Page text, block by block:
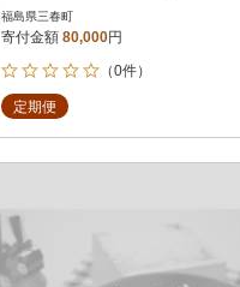
福島県三春町
寄付金額 80,000円
（0件）
定期便